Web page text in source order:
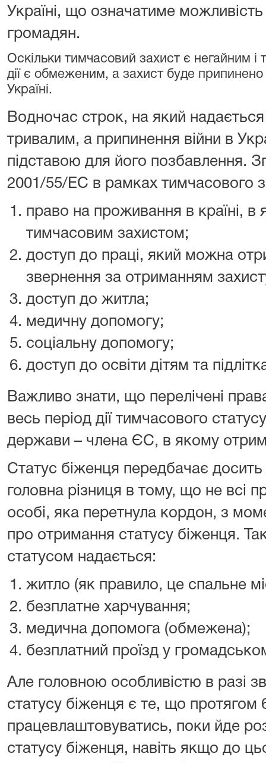
Україні, що означатиме можливість
громадян.
Оскільки тимчасовий захист є негайним
дії є обмеженим, а захист буде
Україні.
Водночас строк, на який
тривалим, а припинення війни в
підставою для його позбавлення.
2001/55/ЕС в рамках тимчасового
право на проживання в країні, в
тимчасовим захистом;
доступ до праці, який можна
звернення за отриманням
доступ до житла;
медичну допомогу;
соціальну допомогу;
доступ до освіти дітям та
Важливо знати, що перелічені
весь період дії тимчасового
держави – члена ЄС, в якому
Статус біженця передбачає
головна різниця в тому, що не всі
особі, яка перетнула кордон, з
про отримання статусу біженця.
статусом надається:
житло (як правило, це спальне
безплатне харчування;
медична допомога (обмежена);
безплатний проїзд у
Але головною особливістю в разі
статусу біженця є те, що протягом
працевлаштовуватись, поки йде
статусу біженця, навіть якщо до